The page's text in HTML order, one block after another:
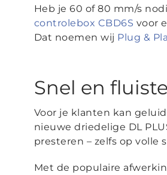
Heb je 60 of 80 mm/s
controlebox CBD6S voor
Dat noemen wij Plug &
Snel en
Voor je klanten kan
nieuwe driedelige DL
presteren – zelfs op volle
Met de populaire